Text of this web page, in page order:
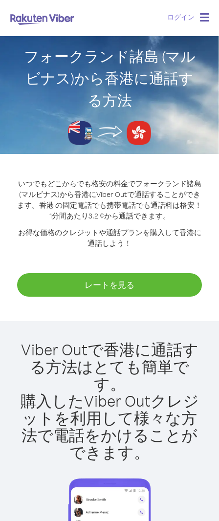
ログイン
フォークランド諸島 (マル
ビナス)から香港に通話す
る方法
いつでもどこからでも格安の料金でフォークランド諸島
(マルビナス)から香港にViber Outで通話することができ
ます。 香港 の固定電話でも携帯電話でも通話料は格安！
1分間あたり3.2 ¢から通話できます。
お得な価格のクレジットや通話プランを購入して香港に
通話しよう！
レートを見る
Viber Outで香港に通話す
る方法はとても簡単で
す。
購入したViber Outクレジ
ットを利用して様々な方
法で電話をかけることが
できます。